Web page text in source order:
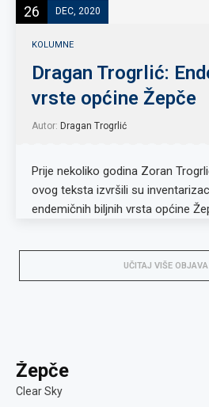
26 DEC, 2020
KOLUMNE
Dragan Trogrlić:
vrste općine Žepče
Autor: Dragan Trogrlić
Prije nekoliko godina Zoran
ovog teksta izvršili su
endemičnih biljnih vrsta općine
UČITAJ VIŠE OBJAVA
Žepče
Clear Sky